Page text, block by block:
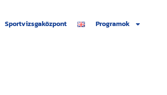
Sportvizsgaközpont Programok